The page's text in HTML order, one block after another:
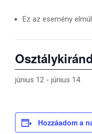
Ez az esemény
június 12 - június 14
Hozzáadom a